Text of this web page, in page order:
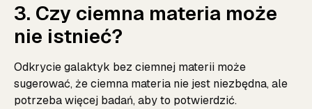
3. Czy ciemna materia może
nie istnieć?
Odkrycie galaktyk bez ciemnej materii może
sugerować, że ciemna materia nie jest niezbędna, ale
potrzeba więcej badań, aby to potwierdzić.